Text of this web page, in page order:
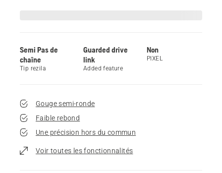
Semi Pas de
chaîne
Tip rezila
Guarded drive
link
Added feature
Non
PIXEL
Gouge semi-ronde
Faible rebond
Une précision hors du commun
Voir toutes les fonctionnalités